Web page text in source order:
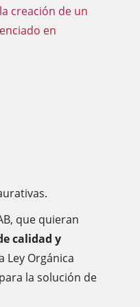
creación de un
en
que quieran
calidad y
Ley Orgánica
la solución de